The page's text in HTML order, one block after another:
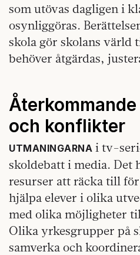
som utövas dagligen i
osynliggöras.
skola gör skolans värld
behöver åtgärdas,
och konflikter
UTMANINGARNA i tv-
skoldebatt i media. Det
resurser att räcka till
hjälpa elever i olika
med olika möjligheter
Olika yrkesgrupper på
samverka och